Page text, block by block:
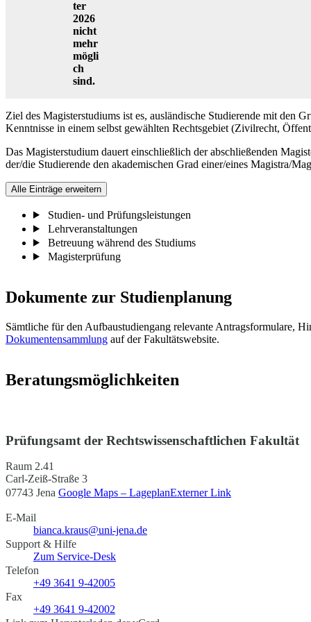
ter
2026
nicht
mehr
mögli
ch
sind.
Ziel des Magisterstudiums ist es, ausländische Studierende mit den
Kenntnisse in einem selbst gewählten Rechtsgebiet (Zivilrecht,
Das Magisterstudium dauert einschließlich der abschließenden
der/die Studierende den akademischen Grad einer/eines Magistra/
Alle Einträge erweitern
Studien- und Prüfungsleistungen
Lehrveranstaltungen
Betreuung während des Studiums
Magisterprüfung
Dokumente zur Studienplanung
Sämtliche für den Aufbaustudiengang relevante Antragsformulare,
Dokumentensammlung auf der Fakultätswebsite.
Beratungsmöglichkeiten
Prüfungsamt der Rechtswissenschaftlichen Fakultät
Raum 2.41
Carl-Zeiß-Straße 3
07743 Jena Google Maps – LageplanExterner Link
E-Mail
bianca.kraus@uni-jena.de
Support & Hilfe
Zum Service-Desk
Telefon
+49 3641 9-42005
Fax
+49 3641 9-42002